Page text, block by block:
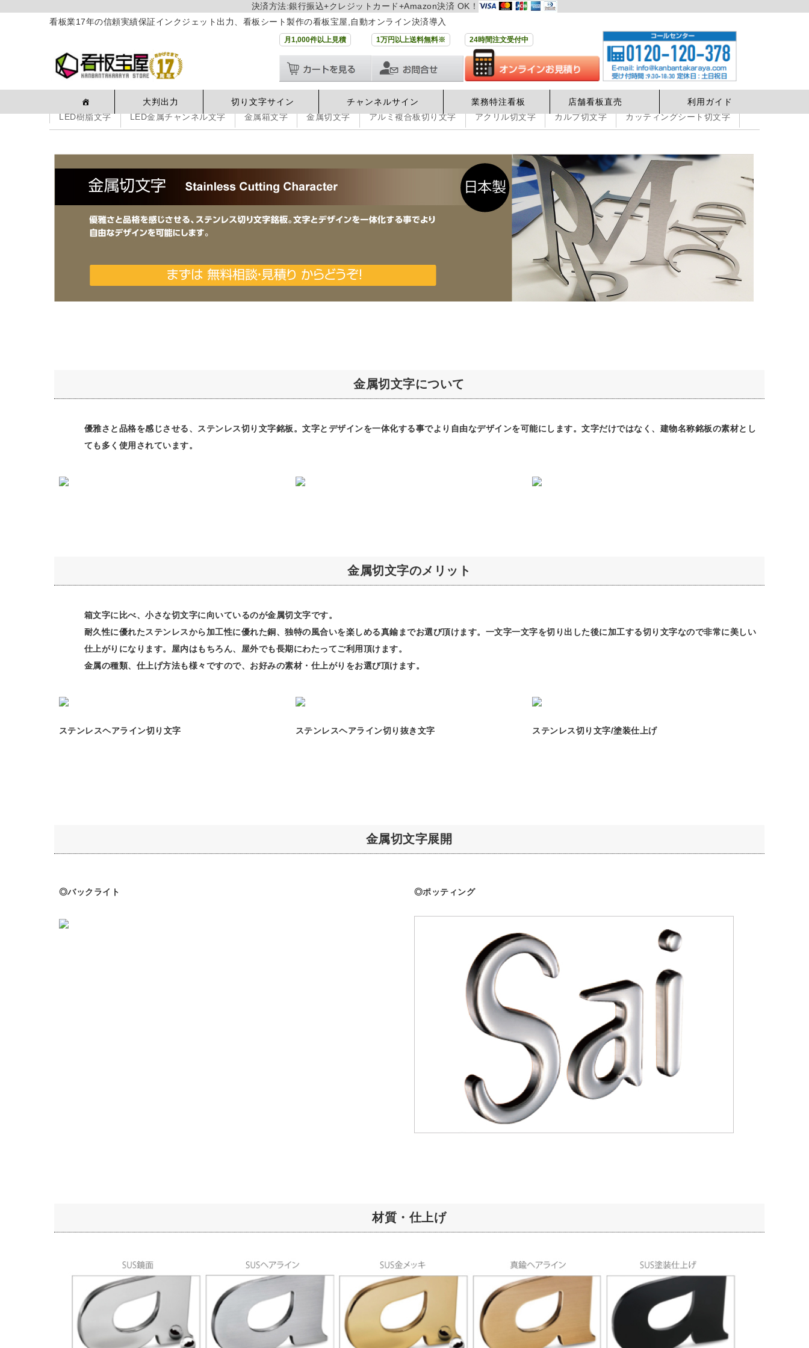
決済方法:銀行振込+クレジットカード+Amazon決済 OK！
看板業17年の信頼実績保証インクジェット出力、看板シート製作の看板宝屋,自動オンライン決済導入
月1,000件以上見積 1万円以上送料無料※ 24時間注文受付中
大判出力 切り文字サイン チャンネルサイン 業務特注看板 店舗看板直売
利用ガイド
LED樹脂文字
LED金属チャンネル文字 金属箱文字 金属切文字 アルミ複合板切り文字 アクリル切文字 カルプ切文字 カッティングシート切文字
金属切文字について
優雅さと品格を感じさせる、ステンレス切り文字銘板。文字とデザインを一体化する事でより自由なデザインを可能にします。文字だけではなく、建物名称銘板の素材とし
ても多く使用されています。
金属切文字のメリット
箱文字に比べ、小さな切文字に向いているのが金属切文字です。
耐久性に優れたステンレスから加工性に優れた銅、独特の風合いを楽しめる真鍮までお選び頂けます。一文字一文字を切り出した後に加工する切り文字なので非常に美しい
仕上がりになります。屋内はもちろん、屋外でも長期にわたってご利用頂けます。
金属の種類、仕上げ方法も様々ですので、お好みの素材・仕上がりをお選び頂けます。
ステンレスヘアライン切り文字 ステンレスヘアライン切り抜き文字 ステンレス切り文字/塗装仕上げ
金属切文字展開
◎バックライト ◎ポッティング
材質・仕上げ